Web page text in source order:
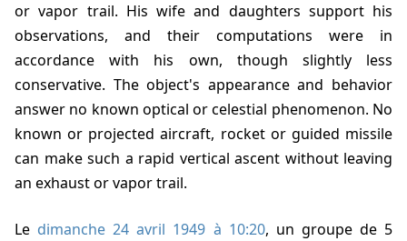
or vapor trail. His wife and daughters support his
observations, and their computations were in
accordance with his own, though slightly less
conservative. The object's appearance and behavior
answer no known optical or celestial phenomenon. No
known or projected aircraft, rocket or guided missile
can make such a rapid vertical ascent without leaving
an exhaust or vapor trail.
Le dimanche 24 avril 1949 à 10:20, un groupe de 5